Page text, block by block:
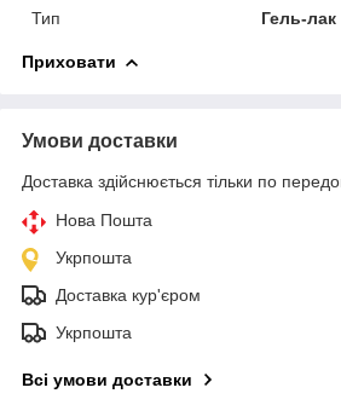
Тип
Гель-лак
Приховати
Умови доставки
Доставка здійснюється тільки по
Нова Пошта
Укрпошта
Доставка кур'єром
Укрпошта
Всі умови доставки